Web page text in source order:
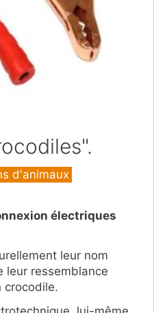
d'animaux
électriques
leur nom
leur ressemblance
crocodile.